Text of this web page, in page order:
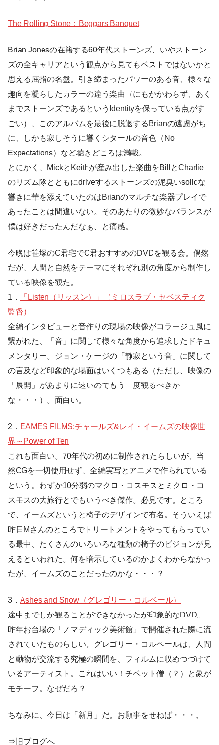
The Rolling Stone：Beggars Banquet
Brian Jonesの在籍する60年代ストーンズ、いやストーン
ズの全キャリアという観点から見てもベストではないかと
思える屈指の名盤。引き締まったパワーのある音、様々な
趣向を凝らしたカラーの違う楽曲（にもかかわらず、あく
までストーンズであるというIdentityを保っている点がす
ごい）、このアルバムを最後に脱退するBrianの遠慮がち
に、しかも寂しそうに響くシタールの音色（No
Expectations）など聴きどころは満載。
とにかく、MickとKeithが産み出した楽曲をBillとCharlie
のリズム隊とともにdriveするストーンズの泥臭いsolidな
響きに華を添えていたのはBrianのマルチな楽器プレイで
あったことは間違いない。そのあたりの微妙なバランスが
僕は好きだったんだなぁ、と痛感。
今晩は笹塚のC君宅でC君おすすめのDVDを観る会。偶然
だが、人間と自然をテーマにそれぞれ別の角度から制作し
ている映像を観た。
1．
「Listen（リッスン）」（ミロスラブ・セベスティク
監督）
全編インタビューと音作りの現場の映像がコラージュ風に
繋がれた、「音」に関して様々な角度から追求したドキュ
メンタリー。ジョン・ケージの「静寂という音」に関して
の言及など印象的な場面はいくつもある（ただし、映像の
「展開」があまりに速いのでもう一度観るべきか
な・・・）。面白い。
2． EAMES FILMS:チャールズ&レイ・イームズの映像世
界～Power of Ten
これも面白い。70年代の初めに制作されたらしいが、当
然CGを一切使用せず、全編実写とアニメで作られている
という。わずか10分弱のマクロ・コスモスとミクロ・コ
スモスの大旅行とでもいうべき傑作。必見です。ところ
で、イームズというと椅子のデザインで有名。そういえば
昨日Mさんのところでトリートメントをやってもらってい
る最中、たくさんのいろいろな種類の椅子のビジョンが見
えるといわれた。何を暗示しているのかよくわからなかっ
たが、イームズのことだったのかな・・・？
3． Ashes and Snow（グレゴリー・コルベール）
途中までしか観ることができなかったが印象的なDVD。
昨年お台場の「ノマディック美術館」で開催された際に流
されていたものらしい。グレゴリー・コルベールは、人間
と動物が交流する究極の瞬間を、フィルムに収めつづけて
いるアーティスト。これはいい！チベット僧（？）と象が
モチーフ。なぜだろ？
ちなみに、今日は「新月」だ。お願事をせねば・・・。
⇒旧ブログへ